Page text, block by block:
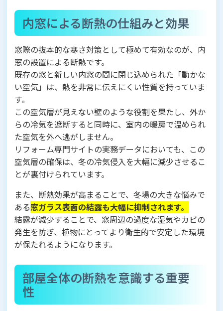
内窓による断熱の仕組みと効果
窓際の抜本的な寒さ対策として極めて有効なのが、内
窓の設置による断熱です。
既存の窓と新しい内窓の間に閉じ込められた「動かな
い空気」は、熱を非常に伝えにくい性質を持っていま
す。
この空気層が見えない壁のような役割を果たし、外か
らの冷気を遮断すると同時に、室内の暖房で温められ
た空気を外へ逃がしません。
リフォーム専門サイトの実務データにおいても、この
空気層の確保は、冬の冷気侵入を大幅に減少させるこ
とが裏付けられています。
また、断熱効果が高まることで、冬場の大きな悩みで
ある窓ガラス表面の結露も大幅に抑制されます。
結露が減少することで、窓周辺の過度な湿気やカビの
発生を防ぎ、植物にとってより衛生的で安定した環境
が保たれるようになります。
部屋全体の断熱を意識する重要
性